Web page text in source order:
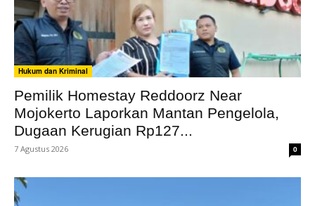
Hukum dan Kriminal
Pemilik Homestay Reddoorz Near
Mojokerto Laporkan Mantan Pengelola,
Dugaan Kerugian Rp127...
7 Agustus 2026 0